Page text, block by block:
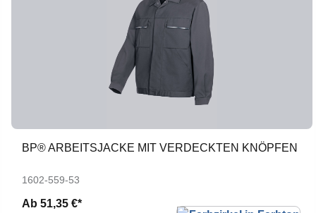
BP® ARBEITSJACKE MIT VERDECKTEN KNÖPFEN
1602-559-53
Ab 51,35 €*